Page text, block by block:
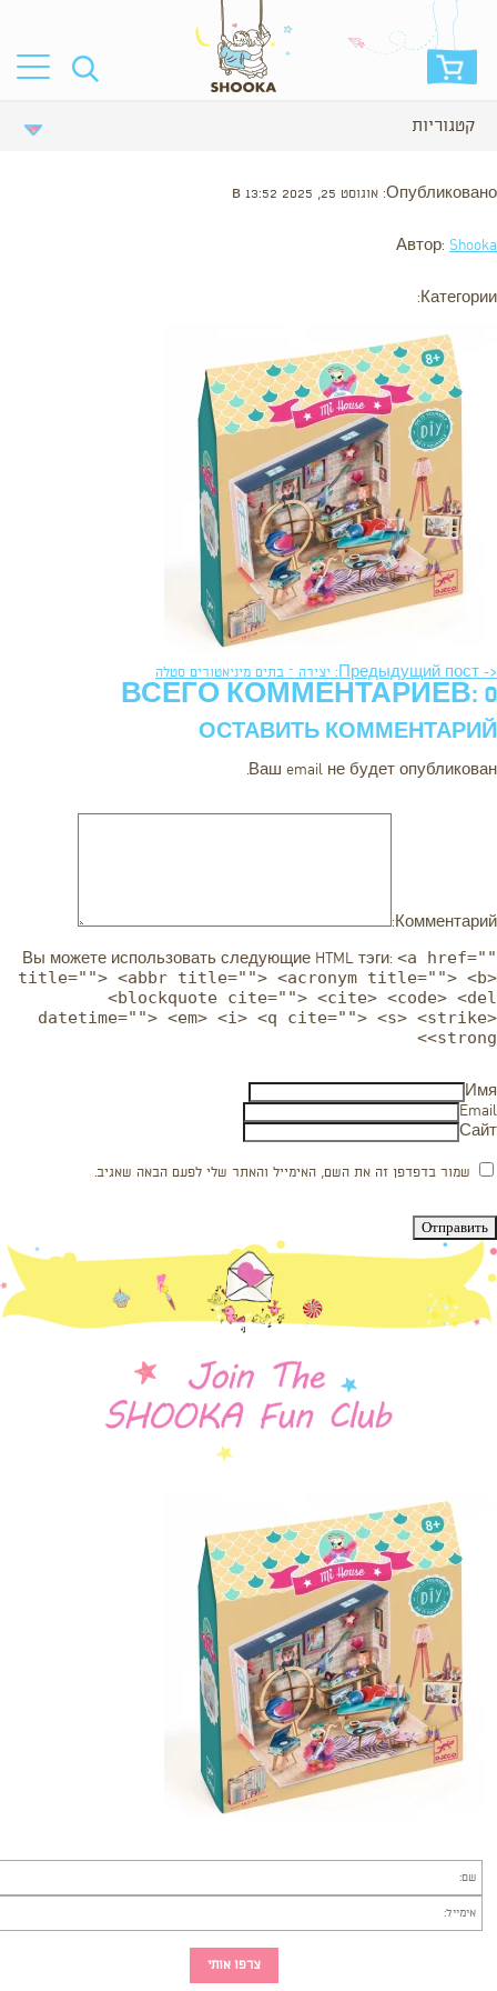
קטגוריות
Опубликовано: אוגוסט 25, 2025 в 13:52
Автор: Shooka
Категории:
<- Предыдущий пост: יצירה – בתים מיניאטורים סטלה
ВСЕГО КОММЕНТАРИЕВ: 0
ОСТАВИТЬ КОММЕНТАРИЙ
Ваш email не будет опубликован.
Комментарий:
Вы можете использовать следующие HTML тэги: <a href=""
title=""> <abbr title=""> <acronym title=""> <b>
<blockquote cite=""> <cite> <code> <del
datetime=""> <em> <i> <q cite=""> <s> <strike>
<strong>
Имя
Email
Сайт
שמור בדפדפן זה את השם, האימייל והאתר שלי לפעם הבאה שאגיב.